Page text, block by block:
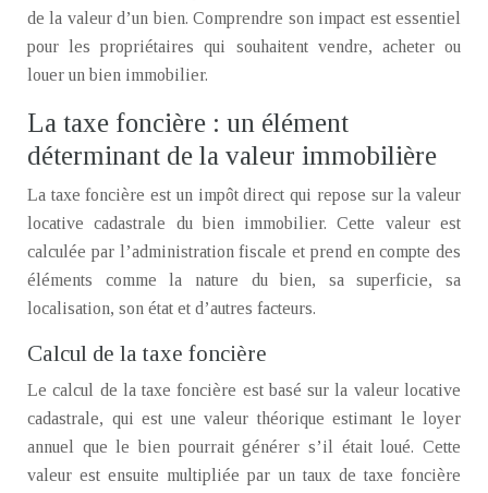
de la valeur d’un bien. Comprendre son impact est essentiel
pour les propriétaires qui souhaitent vendre, acheter ou
louer un bien immobilier.
La taxe foncière : un élément
déterminant de la valeur immobilière
La taxe foncière est un impôt direct qui repose sur la valeur
locative cadastrale du bien immobilier. Cette valeur est
calculée par l’administration fiscale et prend en compte des
éléments comme la nature du bien, sa superficie, sa
localisation, son état et d’autres facteurs.
Calcul de la taxe foncière
Le calcul de la taxe foncière est basé sur la valeur locative
cadastrale, qui est une valeur théorique estimant le loyer
annuel que le bien pourrait générer s’il était loué. Cette
valeur est ensuite multipliée par un taux de taxe foncière